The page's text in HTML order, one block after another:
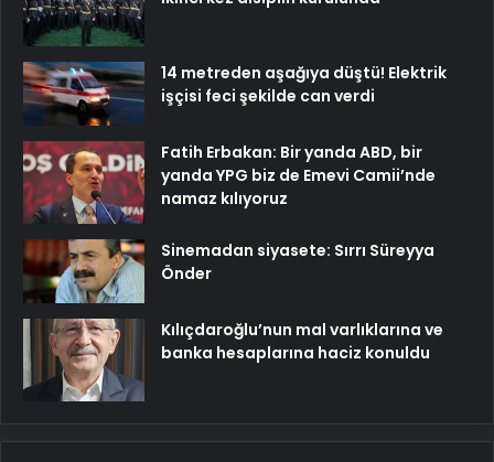
14 metreden aşağıya düştü! Elektrik
işçisi feci şekilde can verdi
Fatih Erbakan: Bir yanda ABD, bir
yanda YPG biz de Emevi Camii’nde
namaz kılıyoruz
Sinemadan siyasete: Sırrı Süreyya
Önder
Kılıçdaroğlu’nun mal varlıklarına ve
banka hesaplarına haciz konuldu